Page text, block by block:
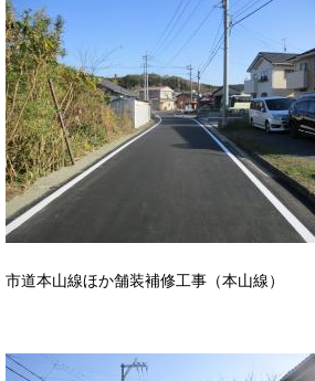
市道本山線ほか舗装補修工事（本山線）